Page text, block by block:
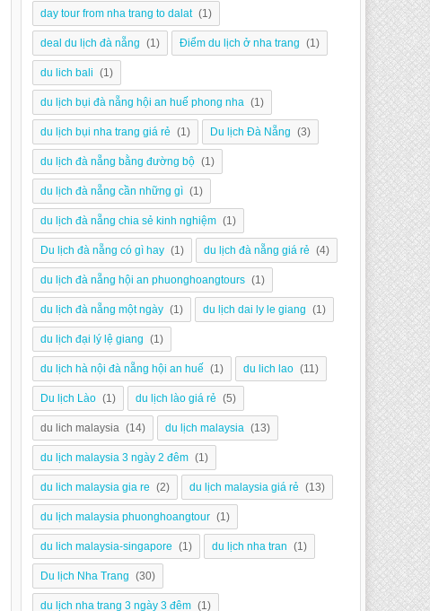
day tour from nha trang to dalat (1)
deal du lịch đà nẵng (1) Điểm du lịch ở nha trang (1)
du lich bali (1)
du lịch bụi đà nẵng hội an huế phong nha (1)
du lịch bụi nha trang giá rẻ (1) Du lịch Đà Nẵng (3)
du lịch đà nẵng bằng đường bộ (1)
du lịch đà nẵng cần những gì (1)
du lịch đà nẵng chia sẻ kinh nghiệm (1)
Du lịch đà nẵng có gì hay (1) du lịch đà nẵng giá rẻ (4)
du lịch đà nẵng hội an phuonghoangtours (1)
du lịch đà nẵng một ngày (1) du lịch dai ly le giang (1)
du lịch đại lý lệ giang (1)
du lịch hà nội đà nẵng hội an huế (1) du lich lao (11)
Du lịch Lào (1) du lịch lào giá rẻ (5)
du lich malaysia (14) du lịch malaysia (13)
du lịch malaysia 3 ngày 2 đêm (1)
du lich malaysia gia re (2) du lịch malaysia giá rẻ (13)
du lịch malaysia phuonghoangtour (1)
du lich malaysia-singapore (1) du lịch nha tran (1)
Du lịch Nha Trang (30)
du lịch nha trang 3 ngày 3 đêm (1)